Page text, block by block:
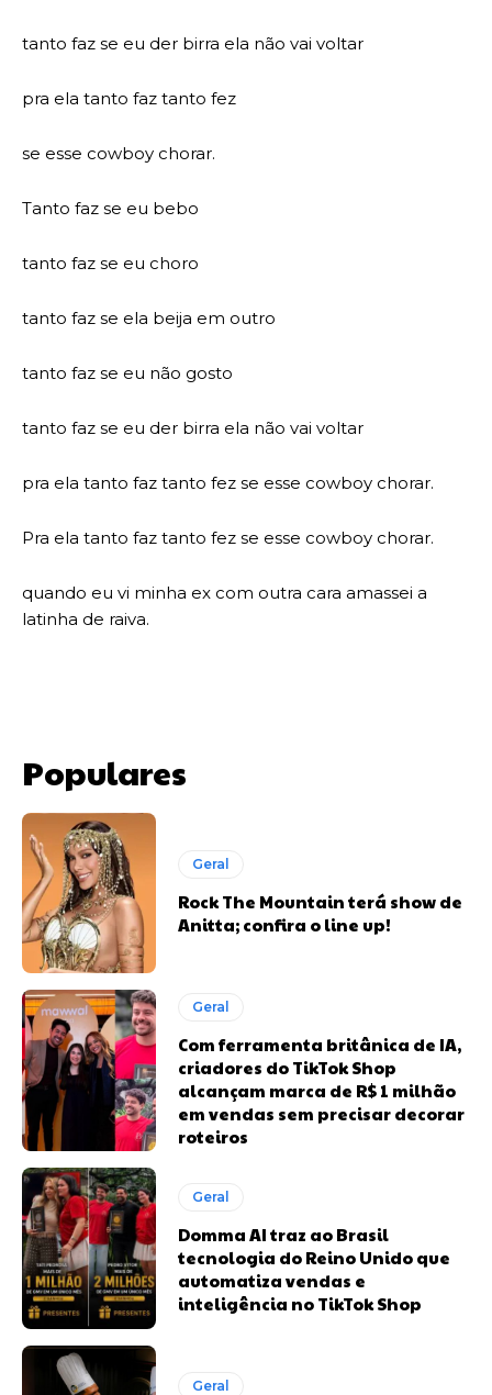
tanto faz se eu der birra ela não vai voltar
pra ela tanto faz tanto fez
se esse cowboy chorar.
Tanto faz se eu bebo
tanto faz se eu choro
tanto faz se ela beija em outro
tanto faz se eu não gosto
tanto faz se eu der birra ela não vai voltar
pra ela tanto faz tanto fez se esse cowboy chorar.
Pra ela tanto faz tanto fez se esse cowboy chorar.
quando eu vi minha ex com outra cara amassei a
latinha de raiva.
Populares
Geral
Rock The Mountain terá show de
Anitta; confira o line up!
Geral
Com ferramenta britânica de IA,
criadores do TikTok Shop
alcançam marca de R$ 1 milhão
em vendas sem precisar decorar
roteiros
Geral
Domma AI traz ao Brasil
tecnologia do Reino Unido que
automatiza vendas e
inteligência no TikTok Shop
Geral